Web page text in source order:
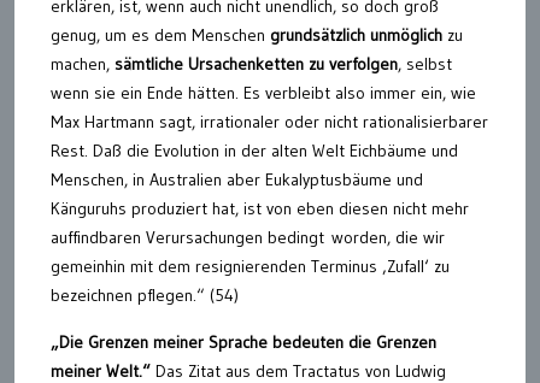
erklären, ist, wenn auch nicht unendlich, so doch groß
genug, um es dem Menschen grundsätzlich unmöglich zu
machen, sämtliche Ursachenketten zu verfolgen, selbst
wenn sie ein Ende hätten. Es verbleibt also immer ein, wie
Max Hartmann sagt, irrationaler oder nicht rationalisierbarer
Rest. Daß die Evolution in der alten Welt Eichbäume und
Menschen, in Australien aber Eukalyptusbäume und
Känguruhs produziert hat, ist von eben diesen nicht mehr
auffindbaren Verursachungen bedingt worden, die wir
gemeinhin mit dem resignierenden Terminus ‚Zufall‘ zu
bezeichnen pflegen.“ (54)
„Die Grenzen meiner Sprache bedeuten die Grenzen
meiner Welt.“ Das Zitat aus dem Tractatus von Ludwig